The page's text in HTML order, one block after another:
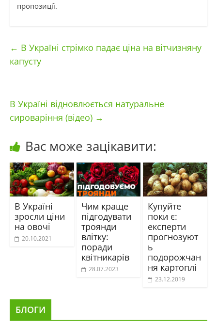
пропозиції.
← В Україні стрімко падає ціна на вітчизняну
капусту
В Україні відновлюється натуральне
сироваріння (відео) →
Вас може зацікавити:
В Україні
зросли ціни
на овочі
20.10.2021
Чим краще
підгодувати
троянди
влітку:
поради
квітникарів
28.07.2023
Купуйте
поки є:
експерти
прогнозуют
ь
подорожчан
ня картоплі
23.12.2019
БЛОГИ